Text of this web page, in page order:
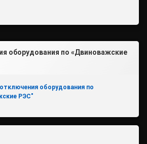
оборудования по «Двиноважские